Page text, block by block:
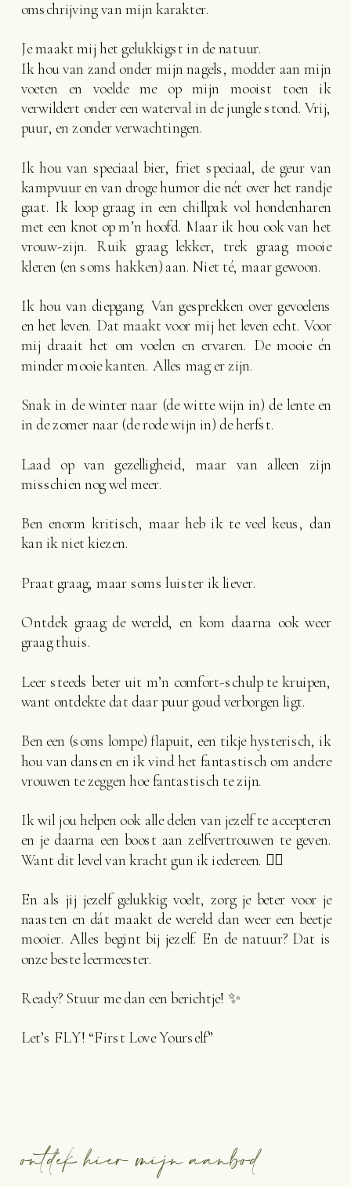
omschrijving van mijn karakter.
Je maakt mij het gelukkigst in de natuur.
Ik hou van zand onder mijn nagels, modder aan mijn
voeten en voelde me op mijn mooist toen ik
verwildert onder een waterval in de jungle stond. Vrij,
puur, en zonder verwachtingen.
Ik hou van speciaal bier, friet speciaal, de geur van
kampvuur en van droge humor die nét over het randje
gaat. Ik loop graag in een chillpak vol hondenharen
met een knot op m’n hoofd. Maar ik hou ook van het
vrouw-zijn. Ruik graag lekker, trek graag mooie
kleren (en soms hakken) aan. Niet té, maar gewoon.
Ik hou van diepgang. Van gesprekken over gevoelens
en het leven. Dat maakt voor mij het leven echt. Voor
mij draait het om voelen en ervaren. De mooie én
minder mooie kanten. Alles mag er zijn.
Snak in de winter naar (de witte wijn in) de lente en
in de zomer naar (de rode wijn in) de herfst.
Laad op van gezelligheid, maar van alleen zijn
misschien nog wel meer.
Ben enorm kritisch, maar heb ik te veel keus, dan
kan ik niet kiezen.
Praat graag, maar soms luister ik liever.
Ontdek graag de wereld, en kom daarna ook weer
graag thuis.
Leer steeds beter uit m’n comfort-schulp te kruipen,
want ontdekte dat daar puur goud verborgen ligt.
Ben een (soms lompe) flapuit, een tikje hysterisch, ik
hou van dansen en ik vind het fantastisch om andere
vrouwen te zeggen hoe fantastisch te zijn.
Ik wil jou helpen ook alle delen van jezelf te accepteren
en je daarna een boost aan zelfvertrouwen te geven.
Want dit level van kracht gun ik iedereen. ❤️‍🔥
En als jij jezelf gelukkig voelt, zorg je beter voor je
naasten en dát maakt de wereld dan weer een beetje
mooier. Alles begint bij jezelf. En de natuur? Dat is
onze beste leermeester.
Ready? Stuur me dan een berichtje! ✨
Let’s FLY! “First Love Yourself”
ontdek hier mijn aanbod